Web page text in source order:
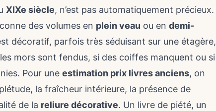
XIXe siècle, n’est pas automatiquement précieux.
des volumes en plein veau ou en demi-
décoratif, parfois très séduisant sur une étagère,
mors sont fendus, si des coiffes manquent ou si
Pour une estimation prix livres anciens, on
la fraîcheur intérieure, la présence de
de la reliure décorative. Un livre de piété, un